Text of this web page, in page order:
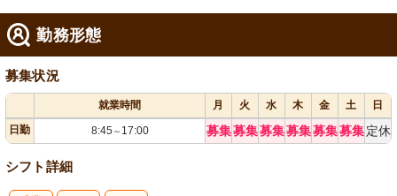
勤務形態
募集状況
就業時間 月 火 水 木 金 土
日
日勤
8:45 ～ 17:00 募集募集募集募集募集募集 定休
シフト詳細